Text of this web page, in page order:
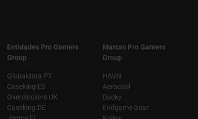
Entidades Pro Gamers
Group
Globaldata PT
Caseking ES
Overclockers UK
Caseking DE
Marcas Pro Gamers
Group
HAVN
Aerocool
Ducky
Endgame Gear